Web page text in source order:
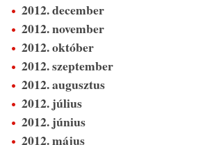
2012. december
2012. november
2012. október
2012. szeptember
2012. augusztus
2012. július
2012. június
2012. május